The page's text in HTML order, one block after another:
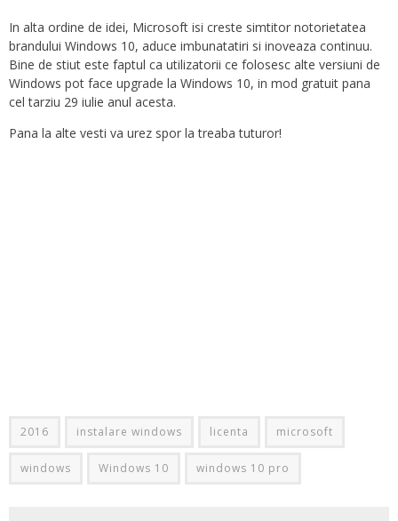
In alta ordine de idei, Microsoft isi creste simtitor notorietatea
brandului Windows 10, aduce imbunatatiri si inoveaza continuu.
Bine de stiut este faptul ca utilizatorii ce folosesc alte versiuni de
Windows pot face upgrade la Windows 10, in mod gratuit pana
cel tarziu 29 iulie anul acesta.
Pana la alte vesti va urez spor la treaba tuturor!
2016 instalare windows licenta microsoft
windows Windows 10 windows 10 pro